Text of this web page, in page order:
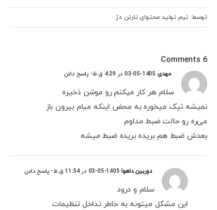
توسط: تیم تولید محتوای تارتن دژ
6 Comments
مهدی - پاسخ دادن
سلام هر کار میکنم رو موشن ذخیره
نمیشه تیک میخوره به محض اینکه میام بیرون باز
می‌ره رو حالت ضبط مداوم
بعدش ضبط هم بریده بریده ضبط میشه
دوربین داهوا1405-05-03 در 11:54 ق.ظ - پاسخ دادن
سلام و درود
این مشکل میتونه به خاطر تداخل تنظیمات